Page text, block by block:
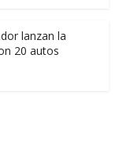
lanzan la
20 autos